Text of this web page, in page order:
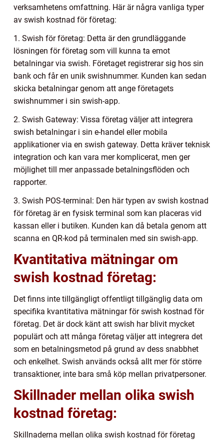
verksamhetens omfattning. Här är några vanliga typer
av swish kostnad för företag:
1. Swish för företag: Detta är den grundläggande
lösningen för företag som vill kunna ta emot
betalningar via swish. Företaget registrerar sig hos sin
bank och får en unik swishnummer. Kunden kan sedan
skicka betalningar genom att ange företagets
swishnummer i sin swish-app.
2. Swish Gateway: Vissa företag väljer att integrera
swish betalningar i sin e-handel eller mobila
applikationer via en swish gateway. Detta kräver teknisk
integration och kan vara mer komplicerat, men ger
möjlighet till mer anpassade betalningsflöden och
rapporter.
3. Swish POS-terminal: Den här typen av swish kostnad
för företag är en fysisk terminal som kan placeras vid
kassan eller i butiken. Kunden kan då betala genom att
scanna en QR-kod på terminalen med sin swish-app.
Kvantitativa mätningar om
swish kostnad företag:
Det finns inte tillgängligt offentligt tillgänglig data om
specifika kvantitativa mätningar för swish kostnad för
företag. Det är dock känt att swish har blivit mycket
populärt och att många företag väljer att integrera det
som en betalningsmetod på grund av dess snabbhet
och enkelhet. Swish används också allt mer för större
transaktioner, inte bara små köp mellan privatpersoner.
Skillnader mellan olika swish
kostnad företag:
Skillnaderna mellan olika swish kostnad för företag